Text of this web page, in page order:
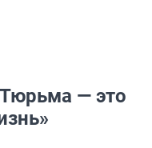
— это